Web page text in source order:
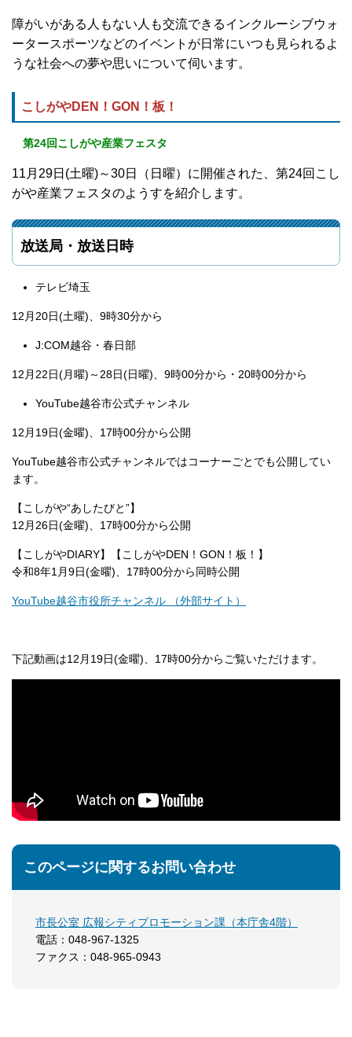
障がいがある人もない人も交流できるインクルーシブウォ
ータースポーツなどのイベントが日常にいつも見られるよ
うな社会への夢や思いについて伺います。
こしがやDEN！GON！板！
第24回こしがや産業フェスタ
11月29日(土曜)～30日（日曜）に開催された、第24回こし
がや産業フェスタのようすを紹介します。
放送局・放送日時
テレビ埼玉
12月20日(土曜)、9時30分から
J:COM越谷・春日部
12月22日(月曜)～28日(日曜)、9時00分から・20時00分から
YouTube越谷市公式チャンネル
12月19日(金曜)、17時00分から公開
YouTube越谷市公式チャンネルではコーナーごとでも公開してい
ます。
【こしがや“あしたびと”】
12月26日(金曜)、17時00分から公開
【こしがやDIARY】【こしがやDEN！GON！板！】
令和8年1月9日(金曜)、17時00分から同時公開
YouTube越谷市役所チャンネル （外部サイト）
下記動画は12月19日(金曜)、17時00分からご覧いただけます。
このページに関するお問い合わせ
市長公室 広報シティプロモーション課（本庁舎4階）
電話：048-967-1325
ファクス：048-965-0943